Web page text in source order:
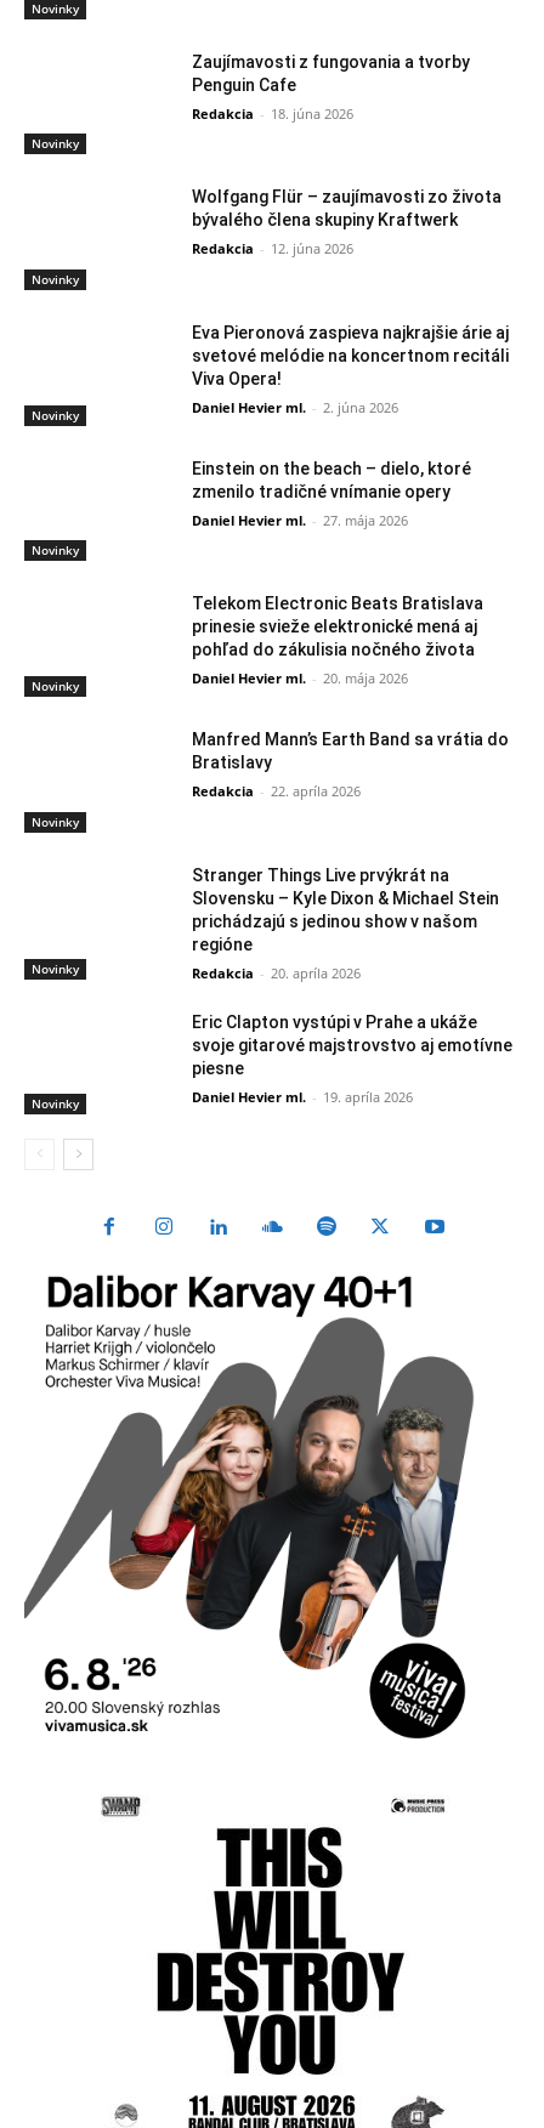
Novinky
Novinky
Zaujímavosti z fungovania a tvorby
Penguin Cafe
Redakcia - 18. júna 2026
Novinky
Wolfgang Flür – zaujímavosti zo života
bývalého člena skupiny Kraftwerk
Redakcia - 12. júna 2026
Novinky
Eva Pieronová zaspieva najkrajšie árie aj
svetové melódie na koncertnom recitáli
Viva Opera!
Daniel Hevier ml. - 2. júna 2026
Novinky
Einstein on the beach – dielo, ktoré
zmenilo tradičné vnímanie opery
Daniel Hevier ml. - 27. mája 2026
Novinky
Telekom Electronic Beats Bratislava
prinesie svieže elektronické mená aj
pohľad do zákulisia nočného života
Daniel Hevier ml. - 20. mája 2026
Novinky
Manfred Mann’s Earth Band sa vrátia do
Bratislavy
Redakcia - 22. apríla 2026
Novinky
Stranger Things Live prvýkrát na
Slovensku – Kyle Dixon & Michael Stein
prichádzajú s jedinou show v našom
regióne
Redakcia - 20. apríla 2026
Novinky
Eric Clapton vystúpi v Prahe a ukáže
svoje gitarové majstrovstvo aj emotívne
piesne
Daniel Hevier ml. - 19. apríla 2026